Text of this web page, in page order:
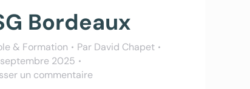
Bordeaux
& Formation Par David Chapet
2025
un commentaire